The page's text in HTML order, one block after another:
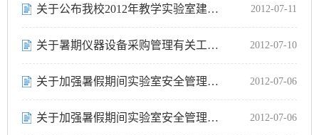
关于公布我校2012年教学实验室建设项目名单的通知 2012-07-11
关于暑期仪器设备采购管理有关工作安排的通知 2012-07-10
关于加强暑假期间实验室安全管理工作的通知 2012-07-06
关于加强暑假期间实验室安全管理工作的通知 2012-07-06